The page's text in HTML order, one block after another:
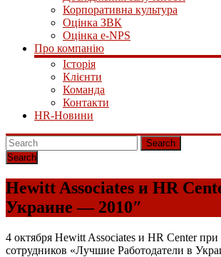
Корпоративна культура
Оцінка ЗВК
Оцінка e-NPS
Про компанію
Історія
Клієнти
Команда
Контакти
HR-Новини
Search
Hewitt Associates и HR
Украине — 2010″
4 октября Hewitt Associates и HR Center
сотрудников «Лучшие Работодатели в